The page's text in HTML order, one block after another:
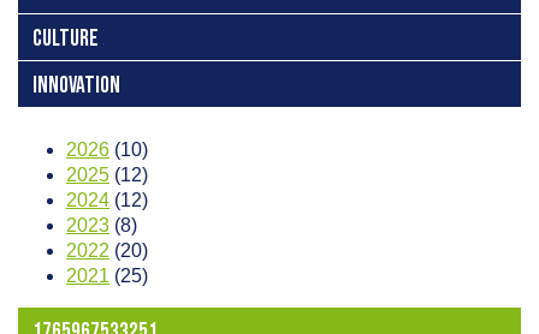
CULTURE
INNOVATION
2026 (10)
2025 (12)
2024 (12)
2023 (8)
2022 (20)
2021 (25)